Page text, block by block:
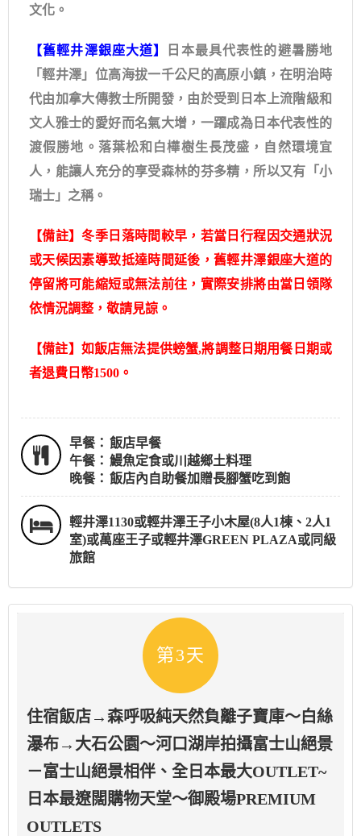
文化。
【舊輕井澤銀座大道】
日本最具代表性的避暑勝地
「輕井澤」位高海拔一千公尺的高原小鎮，在明治時
代由加拿大傳教士所開發，由於受到日本上流階級和
文人雅士的愛好而名氣大增，一躍成為日本代表性的
渡假勝地。落葉松和白樺樹生長茂盛，自然環境宜
人，能讓人充分的享受森林的芬多精，所以又有「小
瑞士」之稱。
【備註】冬季日落時間較早，若當日行程因交通狀況
或天候因素導致抵達時間延後，舊輕井澤銀座大道的
停留將可能縮短或無法前往，實際安排將由當日領隊
依情況調整，敬請見諒。
【備註】如飯店無法提供螃蟹,將調整日期用餐日期或
者退費日幣1500。
早餐： 飯店早餐
午餐： 鰻魚定食或川越鄉土料理
晚餐： 飯店內自助餐加贈長腳蟹吃到飽
輕井澤1130或輕井澤王子小木屋(8人1棟、2人1
室)或萬座王子或輕井澤GREEN PLAZA或同級
旅館
第3天
住宿飯店→森呼吸純天然負離子寶庫～白絲
瀑布→大石公園～河口湖岸拍攝富士山絕景
－富士山絕景相伴、全日本最大OUTLET~
日本最遼闊購物天堂～御殿場PREMIUM
OUTLETS